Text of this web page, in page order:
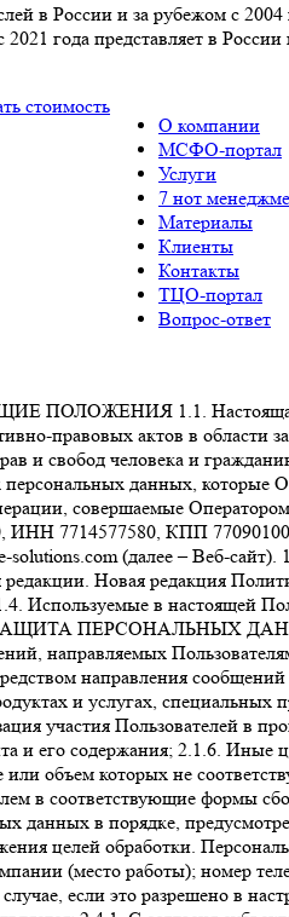
в России и за рубежом с
года представляет в
стоимость
О компании
МСФО-портал
Услуги
7 нот
Материалы
Клиенты
Контакты
ТЦО-портал
Вопрос-ответ
1.1. Настоящая
правовых актов в области
и свобод человека и
персональных данных,
совершаемые
7714577580, КПП
(далее – Веб-сайт).
Новая редакция
Используемые в настоящей
ЗАЩИТА ПЕРСОНАЛЬНЫХ
направляемых
направления
и услугах, специальных
участия Пользователей в
и его содержания; 2.1.6.
объем которых не
в соответствующие формы
данных в порядке,
целей обработки.
(место работы); номер
если это разрешено в